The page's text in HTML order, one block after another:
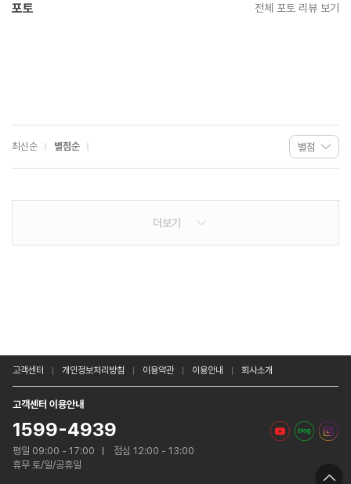
포토 전체 포토 리뷰 보기
최신순 별점순
더보기
고객센터 개인정보처리방침 이용약관 이용안내 회사소개
고객센터 이용안내
1599-4939
평일 09:00 - 17:00
점심 12:00 - 13:00
휴무 토/일/공휴일